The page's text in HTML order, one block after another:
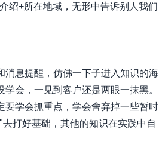
绍+所在地域，无形中告诉别人我们
消息提醒，仿佛一下子进入知识的海
会，一见到客户还是两眼一抹黑。
要学会抓重点，学会舍弃掉一些暂时
打好基础，其他的知识在实践中自